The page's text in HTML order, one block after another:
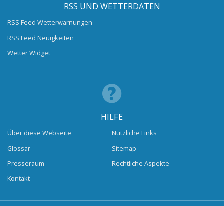
RSS UND WETTERDATEN
RSS Feed Wetterwarnungen
RSS Feed Neuigkeiten
Wetter Widget
HILFE
Über diese Webseite
Glossar
Presseraum
Kontakt
Nützliche Links
Sitemap
Rechtliche Aspekte